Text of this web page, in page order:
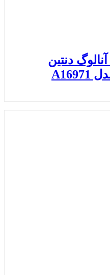
دنتین